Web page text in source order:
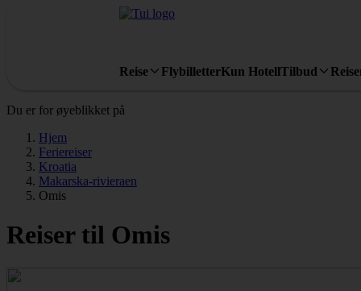
Reise FlybilletterKun HotellTilbud
Du er for øyeblikket på
Hjem
Feriereiser
Kroatia
Makarska-rivieraen
Omis
Reiser til Omis